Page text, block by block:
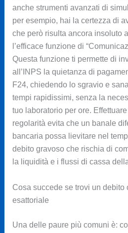
anche strumenti avanzati di
per esempio, hai la certezza di
che però risulta ancora insoluto
l’efficace funzione di
Questa funzione ti permette di
all’INPS la quietanza di
F24, chiedendo lo sgravio e
tempi rapidissimi, senza la
tuo laboratorio per ore.
regolarità evita che un banale
bancaria possa lievitare nel
debito gravoso che rischia di
la liquidità e i flussi di cassa
Cosa succede se trovi un debito
esattoriale
Una delle paure più comuni è: